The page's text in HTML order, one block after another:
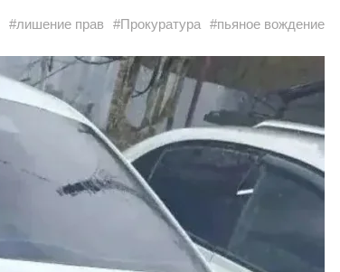
#лишение прав #Прокуратура #пьяное вождение